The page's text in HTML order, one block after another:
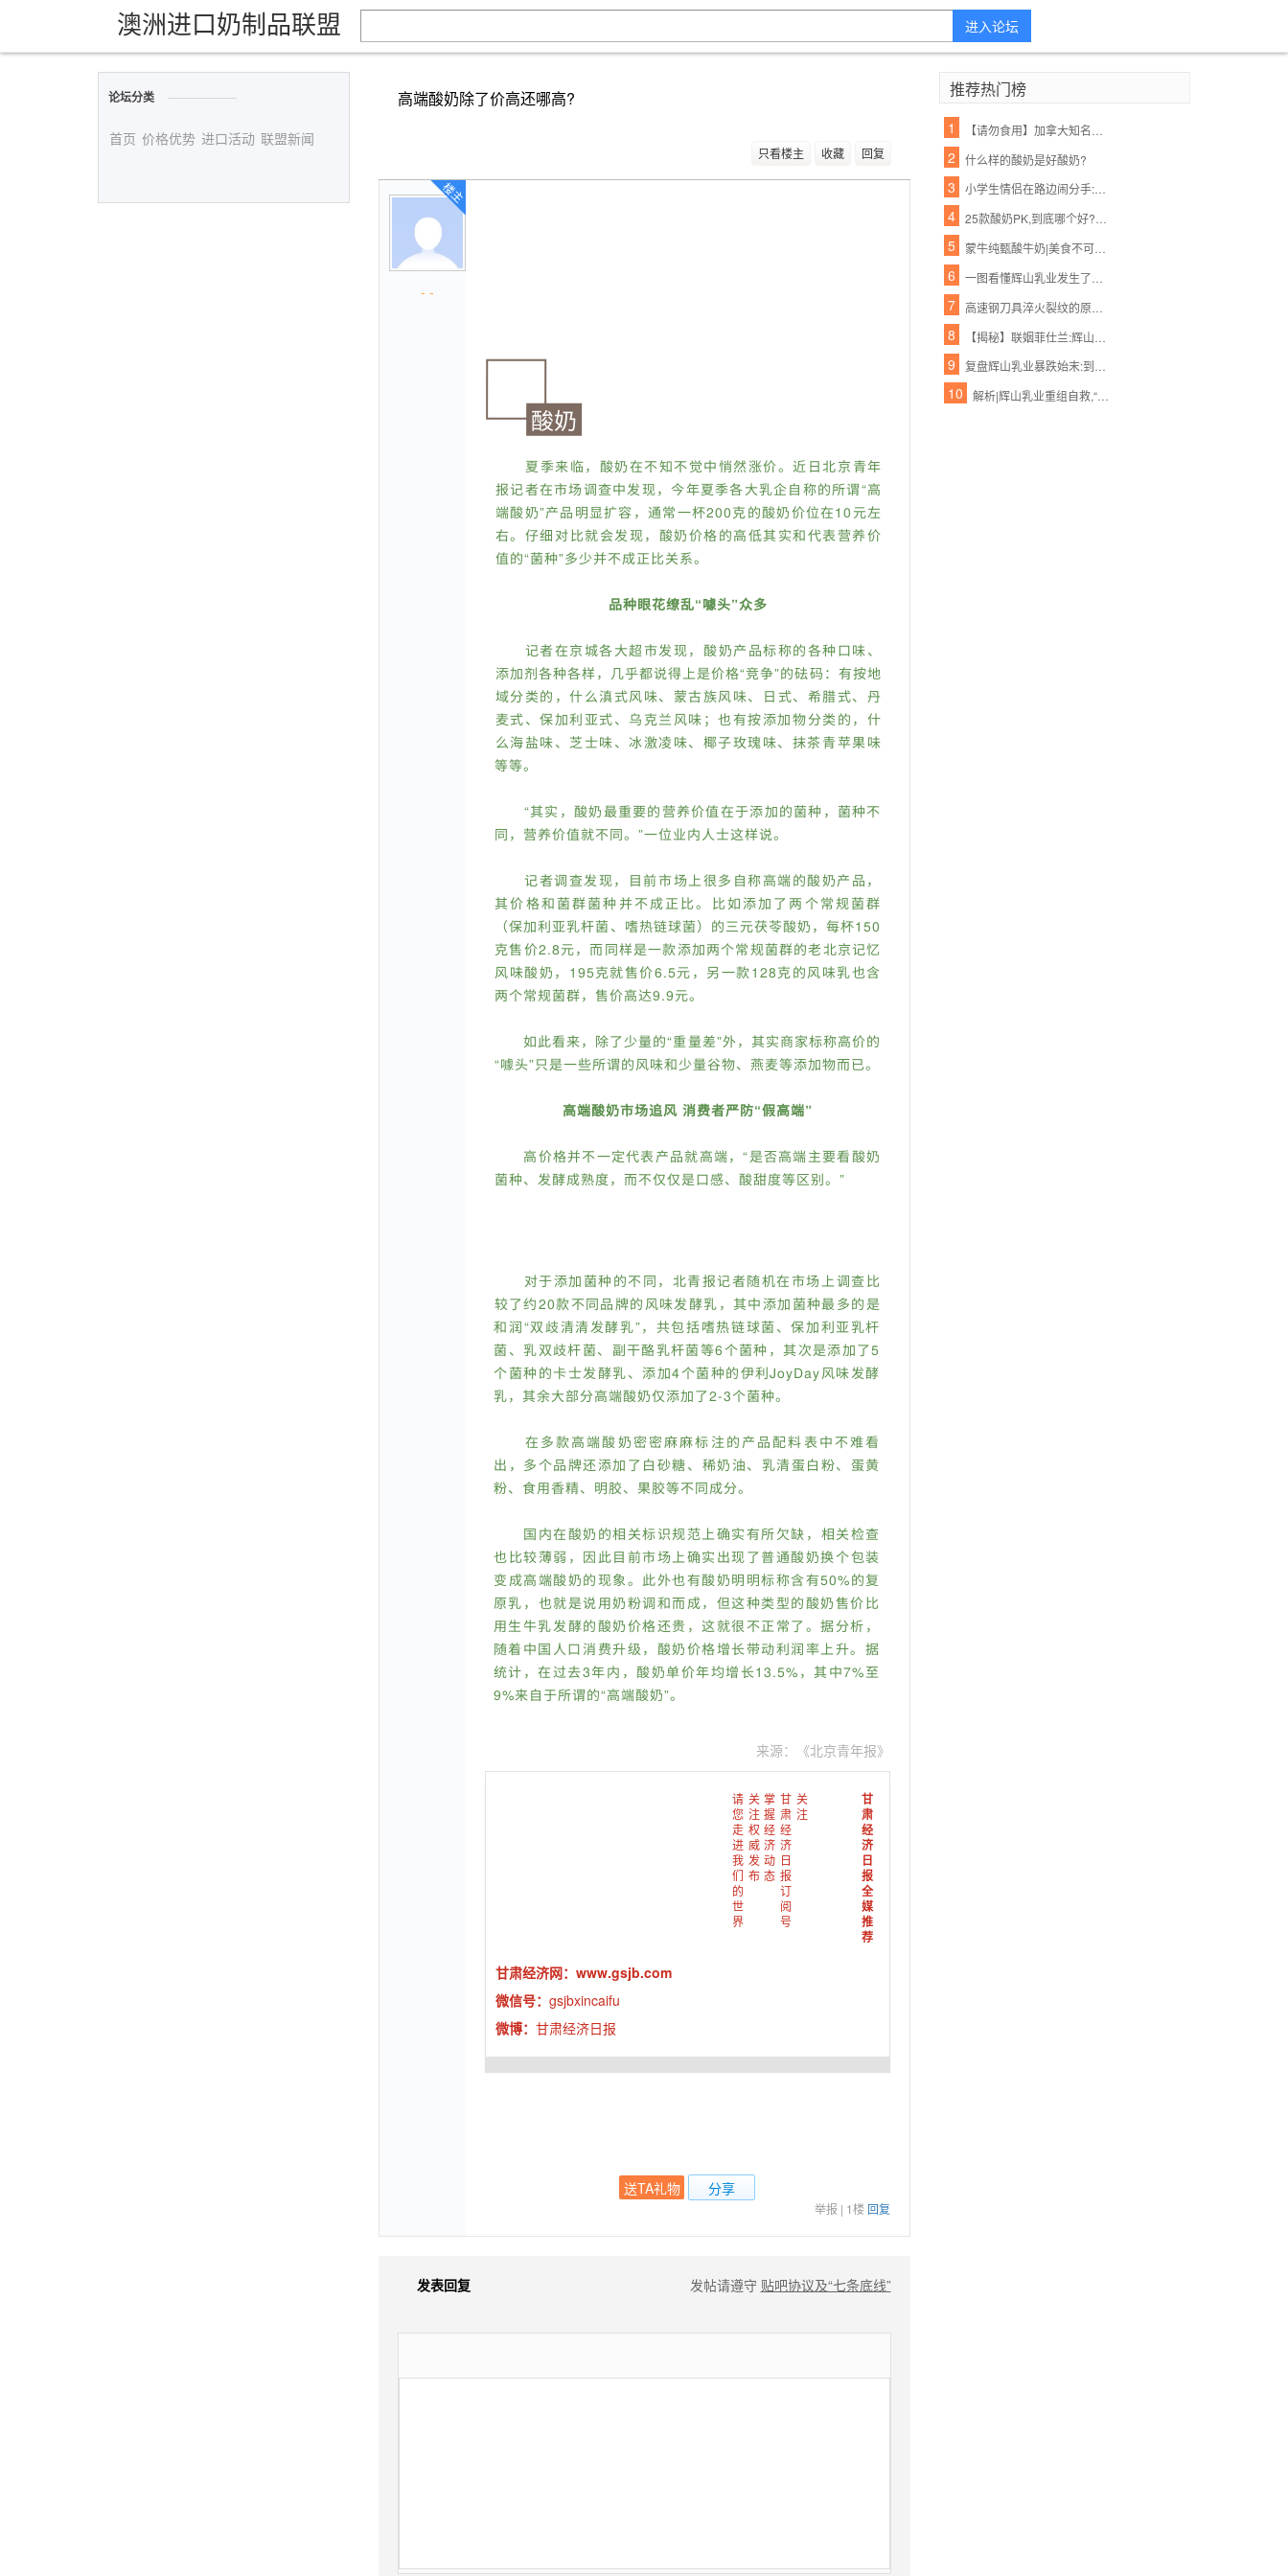
澳洲进口奶制品联盟 进入论坛
论坛分类
首页 价格优势 进口活动 联盟新闻
高端酸奶除了价高还哪高?
只看楼主 收藏 回复
- -
楼主
酸奶
夏季来临，酸奶在不知不觉中悄然涨价。近日北京青年
报记者在市场调查中发现，今年夏季各大乳企自称的所谓“高
端酸奶”产品明显扩容，通常一杯200克的酸奶价位在10元左
右。仔细对比就会发现，酸奶价格的高低其实和代表营养价
值的“菌种”多少并不成正比关系。
品种眼花缭乱“噱头”众多
记者在京城各大超市发现，酸奶产品标称的各种口味、
添加剂各种各样，几乎都说得上是价格“竞争”的砝码：有按地
域分类的，什么滇式风味、蒙古族风味、日式、希腊式、丹
麦式、保加利亚式、乌克兰风味；也有按添加物分类的，什
么海盐味、芝士味、冰激凌味、椰子玫瑰味、抹茶青苹果味
等等。
“其实，酸奶最重要的营养价值在于添加的菌种，菌种不
同，营养价值就不同。”一位业内人士这样说。
记者调查发现，目前市场上很多自称高端的酸奶产品，
其价格和菌群菌种并不成正比。比如添加了两个常规菌群
（保加利亚乳杆菌、嗜热链球菌）的三元茯苓酸奶，每杯150
克售价2.8元，而同样是一款添加两个常规菌群的老北京记忆
风味酸奶，195克就售价6.5元，另一款128克的风味乳也含
两个常规菌群，售价高达9.9元。
如此看来，除了少量的“重量差”外，其实商家标称高价的
“噱头”只是一些所谓的风味和少量谷物、燕麦等添加物而已。
高端酸奶市场追风 消费者严防“假高端”
高价格并不一定代表产品就高端，“是否高端主要看酸奶
菌种、发酵成熟度，而不仅仅是口感、酸甜度等区别。”
对于添加菌种的不同，北青报记者随机在市场上调查比
较了约20款不同品牌的风味发酵乳，其中添加菌种最多的是
和润“双歧清清发酵乳”，共包括嗜热链球菌、保加利亚乳杆
菌、乳双歧杆菌、副干酪乳杆菌等6个菌种，其次是添加了5
个菌种的卡士发酵乳、添加4个菌种的伊利JoyDay风味发酵
乳，其余大部分高端酸奶仅添加了2-3个菌种。
在多款高端酸奶密密麻麻标注的产品配料表中不难看
出，多个品牌还添加了白砂糖、稀奶油、乳清蛋白粉、蛋黄
粉、食用香精、明胶、果胶等不同成分。
国内在酸奶的相关标识规范上确实有所欠缺，相关检查
也比较薄弱，因此目前市场上确实出现了普通酸奶换个包装
变成高端酸奶的现象。此外也有酸奶明明标称含有50%的复
原乳，也就是说用奶粉调和而成，但这种类型的酸奶售价比
用生牛乳发酵的酸奶价格还贵，这就很不正常了。据分析，
随着中国人口消费升级，酸奶价格增长带动利润率上升。据
统计，在过去3年内，酸奶单价年均增长13.5%，其中7%至
9%来自于所谓的“高端酸奶”。
来源：《北京青年报》
关
注
甘
肃
经
济
日
报
订
阅
号
掌
握
经
济
动
态
关
注
权
威
发
布
请
您
走
进
我
们
的
世
界
甘
肃
经
济
日
报
全
媒
推
荐
甘肃经济网： www.gsjb.com
微信号： gsjbxincaifu
微博： 甘肃经济日报
送TA礼物 分享
举报 | 1楼 回复
发表回复 发帖请遵守 贴吧协议及“七条底线”
推荐热门榜
1
2 什么样的酸奶是好酸奶?
3 小学生情侣在路边闹分手:你吃的辣条是我买的,喝的酸奶也是我买的!看得我好心酸...
4
5 蒙牛纯甄酸牛奶|美食不可辜负,好酸奶不容错过!
6
7 高速钢刀具淬火裂纹的原因分析及预防措施
8
9 复盘辉山乳业暴跌始末:到底如何在这个薄情的市场深情地活着?
10 解析|辉山乳业重组自救,“白武士”难寻